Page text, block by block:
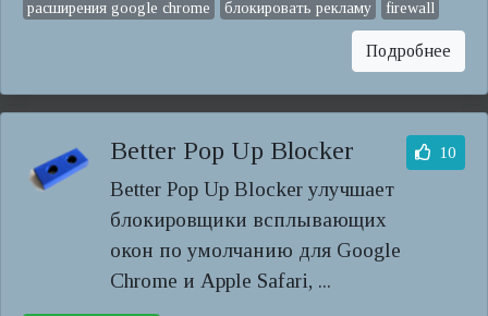
расширения google chrome блокировать рекламу firewall
Подробнее
Better Pop Up Blocker
Better Pop Up Blocker улучшает
блокировщики всплывающих
окон по умолчанию для Google
Chrome и Apple Safari, ...
10